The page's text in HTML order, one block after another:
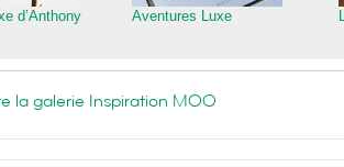
d’Anthony
Aventures Luxe
la galerie Inspiration MOO